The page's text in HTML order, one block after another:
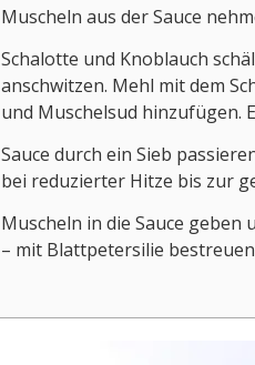
Muscheln aus der Sauce
Schalotte und Knoblauch
anschwitzen. Mehl mit dem
und Muschelsud hinzufügen.
Sauce durch ein Sieb
bei reduzierter Hitze bis zur
Muscheln in die Sauce geben
– mit Blattpetersilie